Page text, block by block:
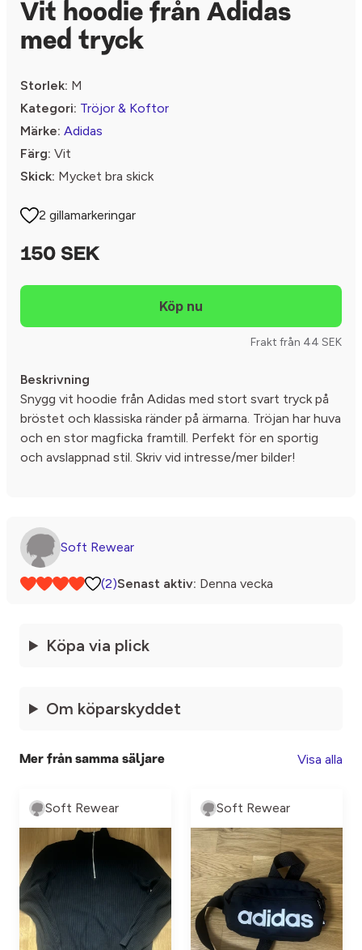
Vit hoodie från Adidas
med tryck
Storlek: M
Kategori: Tröjor & Koftor
Märke: Adidas
Färg: Vit
Skick: Mycket bra skick
2 gillamarkeringar
150 SEK
Frakt från 44 SEK
Beskrivning
Snygg vit hoodie från Adidas med stort svart tryck på
bröstet och klassiska ränder på ärmarna. Tröjan har huva
och en stor magficka framtill. Perfekt för en sportig
och avslappnad stil. Skriv vid intresse/mer bilder!
Soft Rewear
(2)Senast aktiv: Denna vecka
Köpa via plick
Om köparskyddet
Mer från samma säljare Visa alla
Soft Rewear Soft Rewear